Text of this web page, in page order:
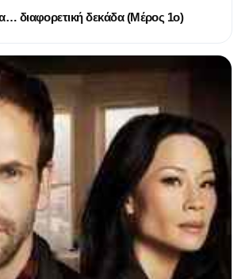
διαφορετική δεκάδα (Μέρος 1ο)